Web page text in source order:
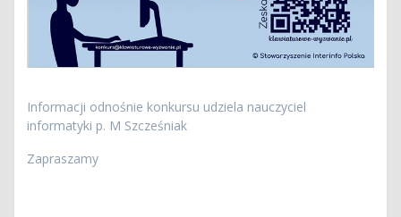
Informacji odnośnie konkursu udziela nauczyciel
informatyki p. M Szcześniak
Zapraszamy